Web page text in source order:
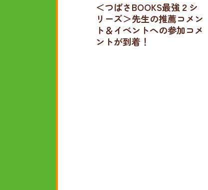
＜つばさBOOKS最強２シ
リーズ＞先生の推薦コメン
ト＆イベントへの参加コメ
ントが到着！